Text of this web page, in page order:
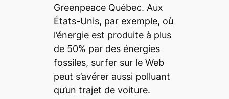
Greenpeace Québec. Aux
États-Unis, par exemple, où
l’énergie est produite à plus
de 50% par des énergies
fossiles, surfersur le Web
peut s’avérer aussi polluant
qu’un trajet de voiture.